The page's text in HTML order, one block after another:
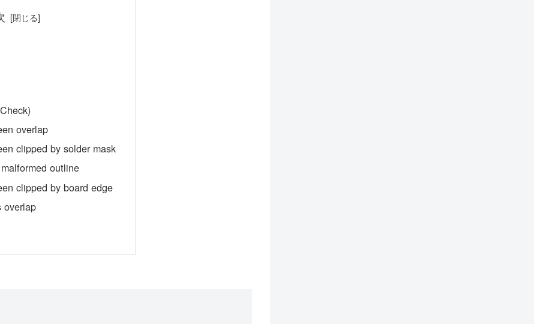
overlap
clipped by solder mask
outline
clipped by board edge
overlap